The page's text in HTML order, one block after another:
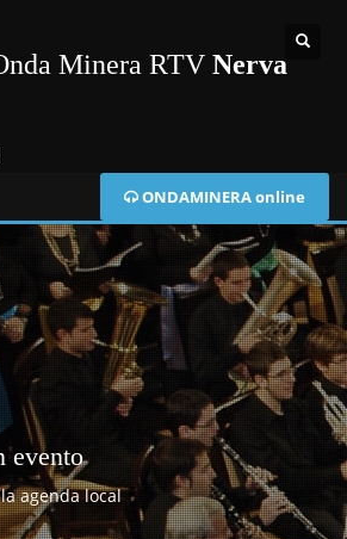
Minera RTV Nerva
ONDAMINERA online
evento
agenda local